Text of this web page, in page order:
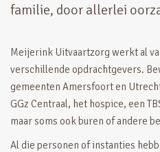
familie, door allerlei
Meijerink Uitvaartzorg werkt al
verschillende opdrachtgevers.
gemeenten Amersfoort en
GGz Centraal, het hospice, een
maar soms ook buren of andere
Al die personen of instanties